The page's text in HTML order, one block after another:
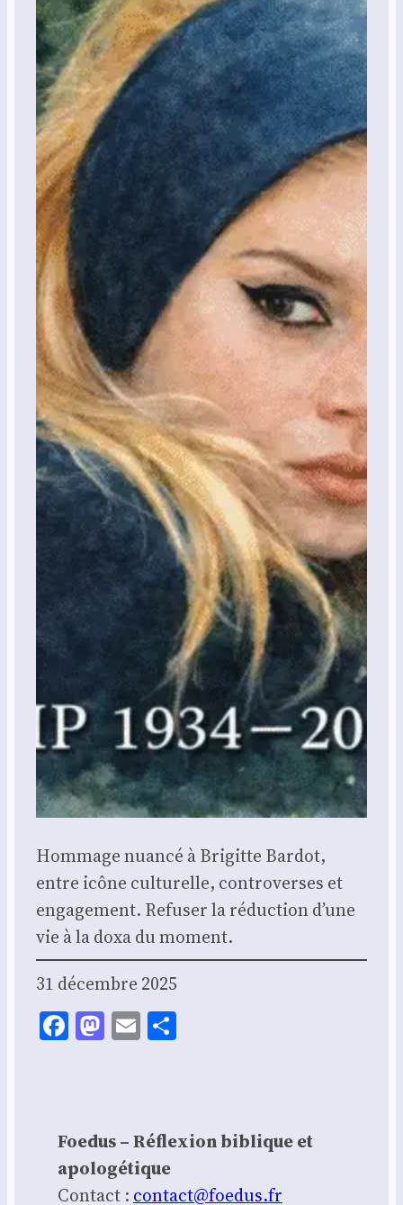
Hom­mage nuan­cé à Bri­gitte Bar­dot,
entre icône cultu­relle, contro­verses et
enga­ge­ment. Refu­ser la réduc­tion d’une
vie à la doxa du moment.
31 décembre 2025
Facebook
Mastodon
Email
Foedus – Réflexion biblique et
apologétique
Contact : contact@foedus.fr